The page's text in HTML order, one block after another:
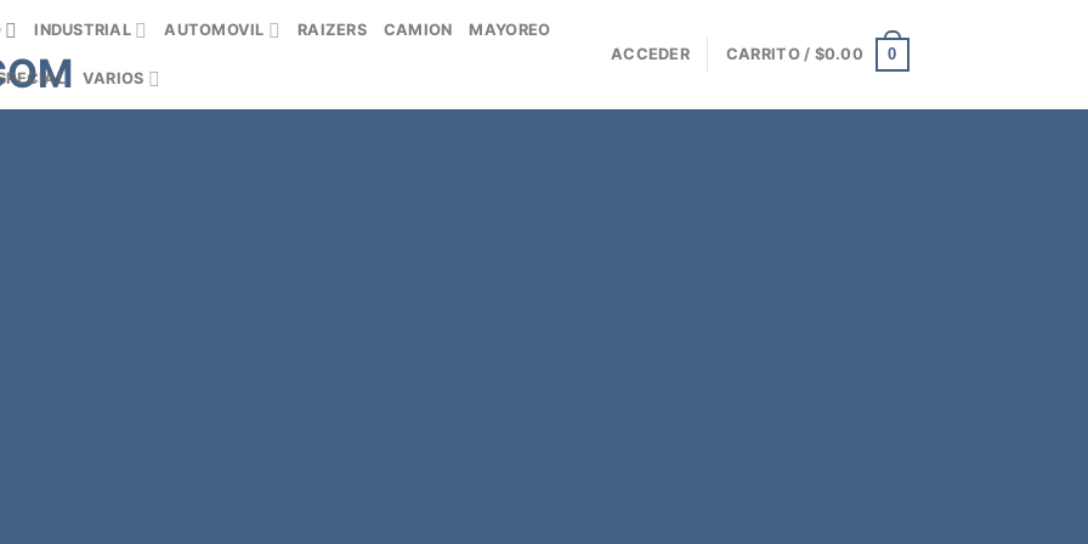
INDUSTRIAL AUTOMOVIL RAIZERS CAMION MAYOREO
VARIOS
ACCEDER CARRITO / $0.00 0